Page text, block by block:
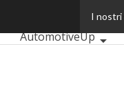
I nostri
AutomotiveUp